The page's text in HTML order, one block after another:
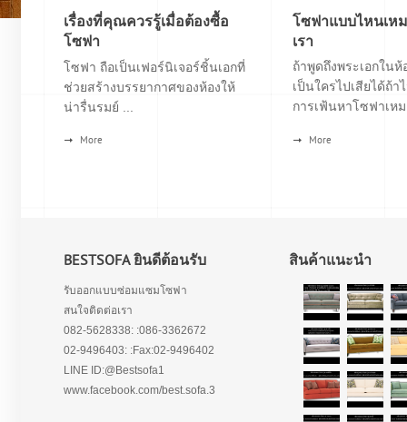
เรื่องที่คุณควรรู้เมื่อต้องซื้อ
โซฟา
โซฟา ถือเป็นเฟอร์นิเจอร์ชิ้นเอกที่
ช่วยสร้างบรรยากาศของห้องให้
น่ารื่นรมย์ ...
More
โซฟาแบบไหนเห
เรา
ถ้าพูดถึงพระเอกในห้
เป็นใครไปเสียได้ถ้า
การเฟ้นหาโซฟาเหม
More
BESTSOFA ยินดีต้อนรับ
รับออกแบบซ่อมแซมโซฟา
สนใจติดต่อเรา
082-5628338: :086-3362672
02-9496403: :Fax:02-9496402
LINE ID:@Bestsofa1
www.facebook.com/best.sofa.3
สินค้าแนะนำ